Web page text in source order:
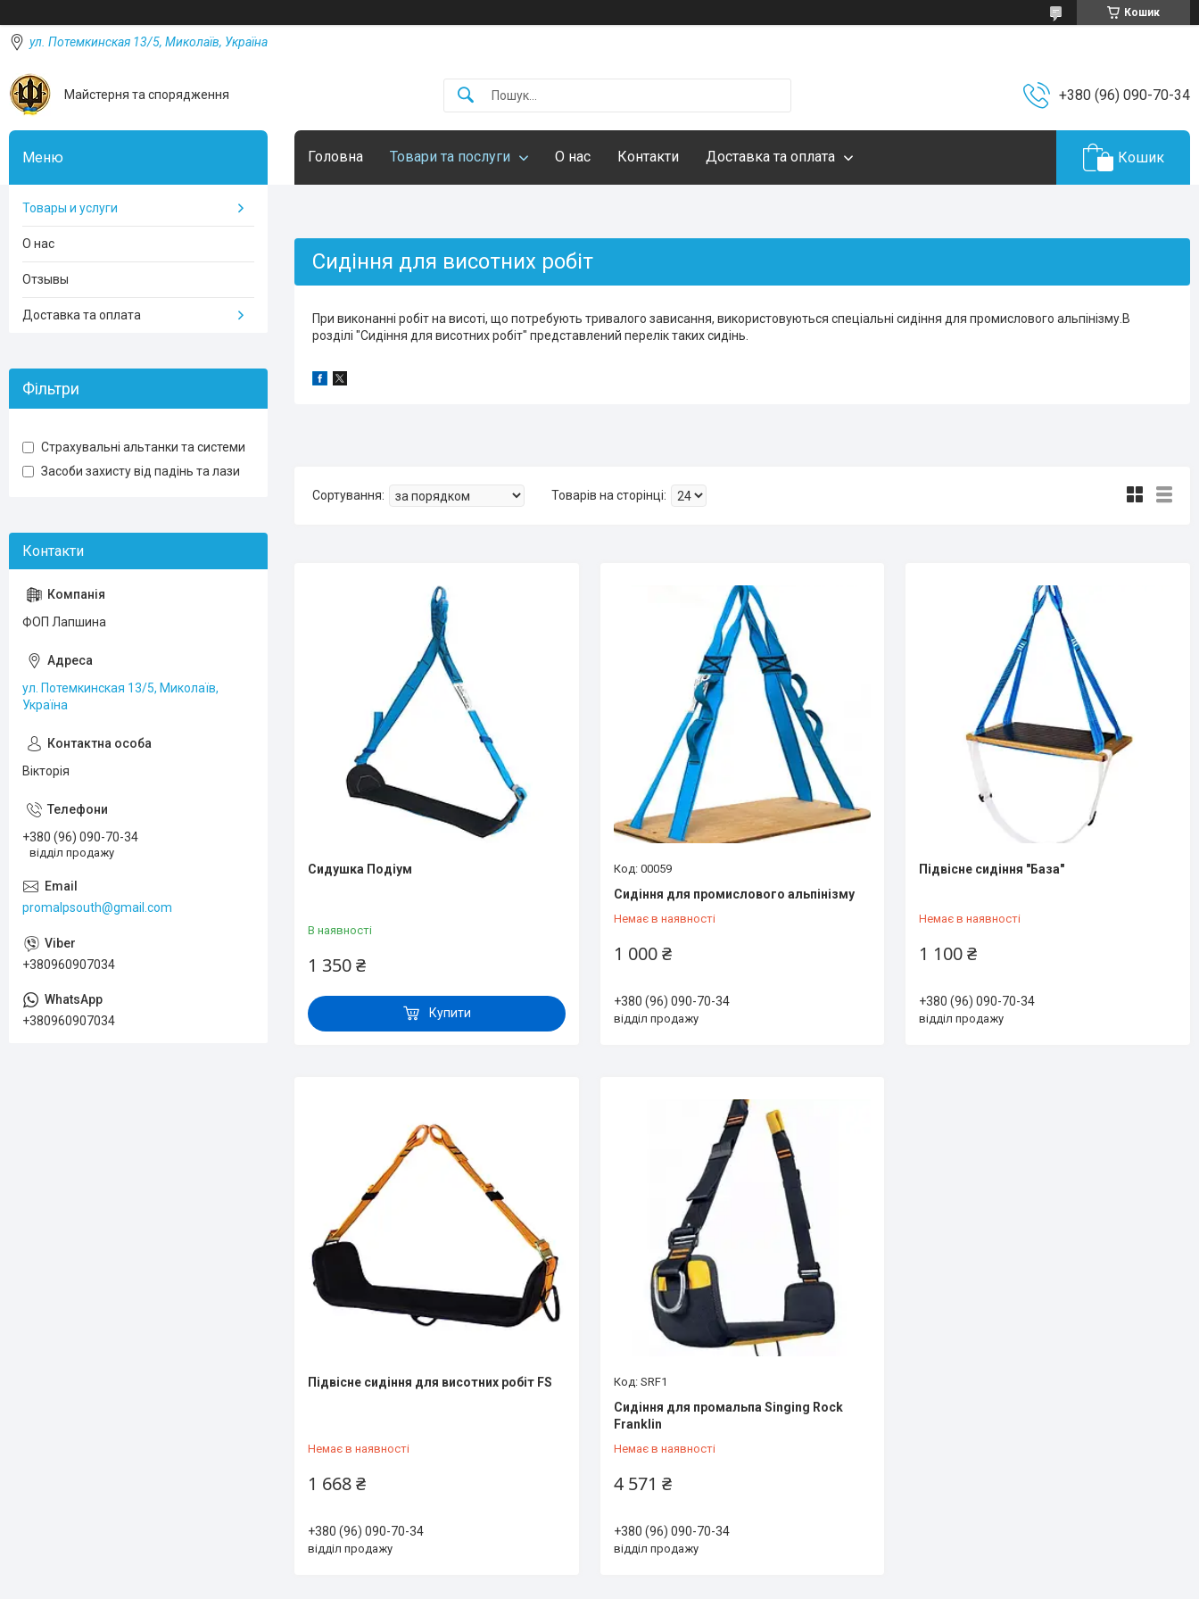
Кошик
ул. Потемкинская 13/5, Миколаїв, Україна
Майстерня та спорядження +380 (96) 090-70-34
Головна Товари та послуги О нас Контакти Доставка та оплата Кошик
Сидіння для висотних робіт
При виконанні робіт на висоті, що потребують тривалого зависання, використовуються спеціальні сидіння для промислового альпінізму.В
розділі "Сидіння для висотних робіт" представлений перелік таких сидінь.
Сидушка Подіум
В наявності
1 350 ₴
Купити
00059
Сидіння для промислового альпінізму
Немає в наявності
1 000 ₴
+380 (96) 090-70-34
відділ продажу
Підвісне сидіння "База"
Немає в наявності
1 100 ₴
+380 (96) 090-70-34
відділ продажу
Підвісне сидіння для висотних робіт FS
Немає в наявності
1 668 ₴
+380 (96) 090-70-34
відділ продажу
SRF1
Сидіння для промальпа Singing Rock
Franklin
Немає в наявності
4 571 ₴
+380 (96) 090-70-34
відділ продажу
Товары и услуги
О нас
Отзывы
Доставка та оплата
Фільтри
Страхувальні альтанки та системи
Засоби захисту від падінь та лази
ФОП Лапшина
ул. Потемкинская 13/5, Миколаїв,
Україна
Вікторія
+380 (96) 090-70-34
відділ продажу
promalpsouth@gmail.com
+380960907034
+380960907034